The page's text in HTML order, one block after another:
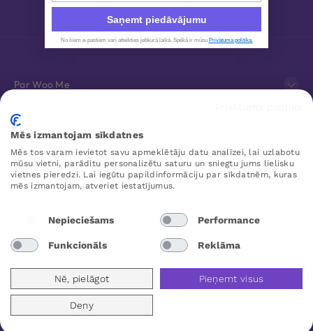
Par Woo Me
Klientu apkalpošana
Favorīti
WOO ME
Mēs izmantojam sīkdatnes
Mēs tos varam ievietot savu apmeklētāju datu analīzei, lai uzlabotu
mūsu vietni, parādītu personalizētu saturu un sniegtu jums lielisku
vietnes pieredzi. Lai iegūtu papildinformāciju par sīkdatnēm, kuras
mēs izmantojam, atveriet iestatījumus.
Nepieciešams Performance
Funkcionāls Reklāma
Nē, pielāgot Pieņemt visus
Deny
Saņemt piedāvājumu
No šiem e-pastiem vari atteikties jebkurā laikā. Spēkā ir mūsu Privātuma politika.